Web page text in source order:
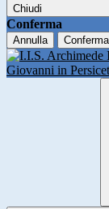
Chiudi
Conferma
Annulla Conferma
Giovanni in